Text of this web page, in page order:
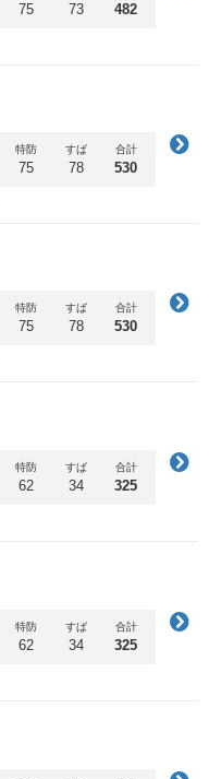
75 73 482
特防
75
すば
78
合計
530
特防
75
すば
78
合計
530
特防
62
すば
34
合計
325
特防
62
すば
34
合計
325